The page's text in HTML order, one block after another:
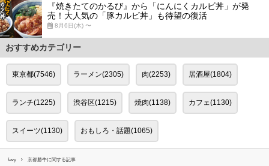
『焼きたてのかるび』から「にんにくカルビ丼」が発
売！大人気の「豚カルビ丼」も待望の復活
8月6日(木) 〜
おすすめカテゴリー
東京都(7546) ラーメン(2305) 肉(2253) 居酒屋(1804)
ランチ(1225) 渋谷区(1215) 焼肉(1138) カフェ(1130)
スイーツ(1130) おもしろ・話題(1065)
favy 京都勝牛に関する記事